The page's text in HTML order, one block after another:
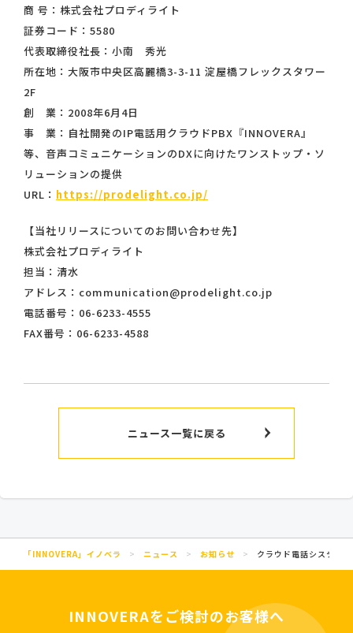
商 号：株式会社プロディライト
証券コード：5580
代表取締役社長：小南 秀光
所在地：大阪市中央区高麗橋3-3-11 淀屋橋フレックスタワー
2F
創 業：2008年6月4日
事 業：自社開発のIP電話用クラウドPBX『INNOVERA』
等、音声コミュニケーションのDXに向けたワンストップ・ソ
リューションの提供
URL： https://prodelight.co.jp/
【当社リリースについてのお問い合わせ先】
株式会社プロディライト
担当：清水
アドレス：communication@prodelight.co.jp
電話番号：06-6233-4555
FAX番号：06-6233-4588
ニュース一覧に戻る
「INNOVERA」イノベラ > ニュース > お知らせ > クラウド電話システム
INNOVERAをご検討のお客様へ